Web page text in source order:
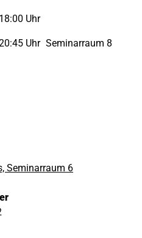
Uhr
Uhr Seminarraum 8
Seminarraum 6